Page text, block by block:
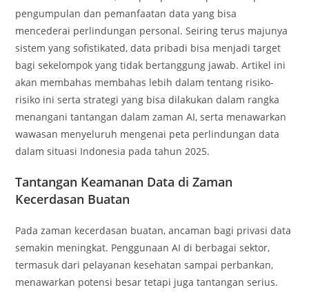
pengumpulan dan pemanfaatan data yang bisa
mencederai perlindungan personal. Seiring terus majunya
sistem yang sofistikated, data pribadi bisa menjadi target
bagi sekelompok yang tidak bertanggung jawab. Artikel ini
akan membahas membahas lebih dalam tentang risiko-
risiko ini serta strategi yang bisa dilakukan dalam rangka
menangani tantangan dalam zaman AI, serta menawarkan
wawasan menyeluruh mengenai peta perlindungan data
dalam situasi Indonesia pada tahun 2025.
Tantangan Keamanan Data di Zaman
Kecerdasan Buatan
Pada zaman kecerdasan buatan, ancaman bagi privasi data
semakin meningkat. Penggunaan AI di berbagai sektor,
termasuk dari pelayanan kesehatan sampai perbankan,
menawarkan potensi besar tetapi juga tantangan serius.